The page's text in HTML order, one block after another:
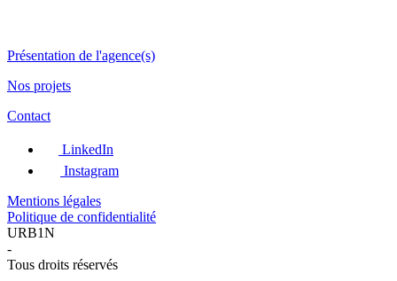
Présentation de l'agence(s)
Nos projets
Contact
LinkedIn
Instagram
Mentions légales
Politique de confidentialité
URB1N
-
Tous droits réservés